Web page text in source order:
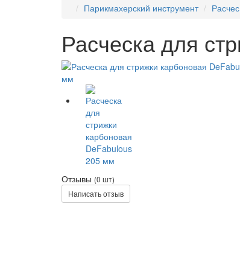
Парикмахерский инструмент
Расческа для
Отзывы (0 шт)
Написать отзыв